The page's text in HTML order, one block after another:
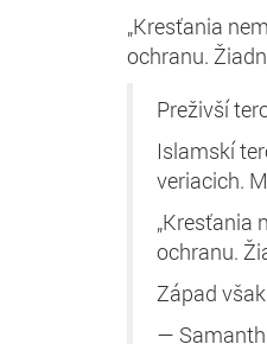
„Kresťania
ochranu.
Preživší
Islamskí
veriacich.
„Kresťania
ochranu.
Západ
—